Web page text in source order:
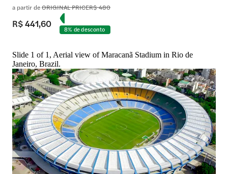
a partir deORIGINAL PRICER$ 480
R$ 441,60 8% de desconto
Slide 1 of 1, Aerial view of Maracanã Stadium in Rio de
Janeiro, Brazil.